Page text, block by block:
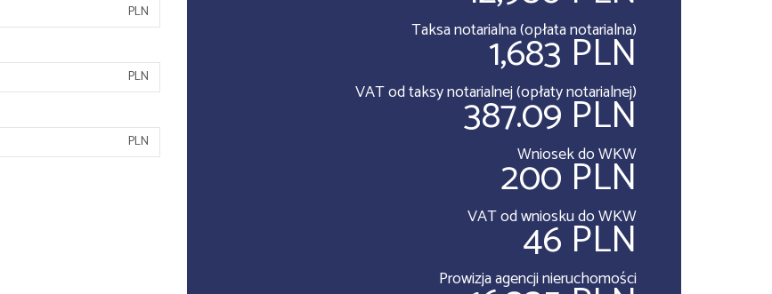
PLN
PLN
PLN
Taksa notarialna (opłata notarialna)
1,683 PLN
VAT od taksy notarialnej (opłaty notarialnej)
387.09 PLN
Wniosek do WKW
200 PLN
VAT od wniosku do WKW
46 PLN
Prowizja agencji nieruchomości